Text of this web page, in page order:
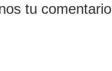
tu comentario